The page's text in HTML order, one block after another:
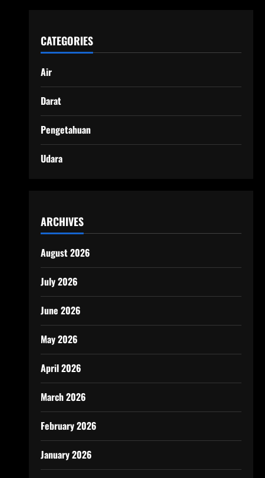
CATEGORIES
Air
Darat
Pengetahuan
Udara
ARCHIVES
August 2026
July 2026
June 2026
May 2026
April 2026
March 2026
February 2026
January 2026